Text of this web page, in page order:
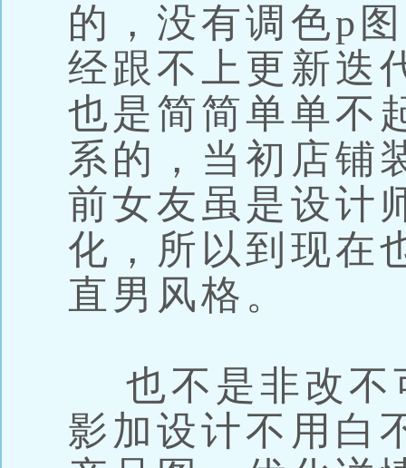
的，没有调色p
经跟不上更新迭
也是简简单单不
系的，当初店铺
前女友虽是设计
化，所以到现在
直男风格。
也不是非改不
影加设计不用白